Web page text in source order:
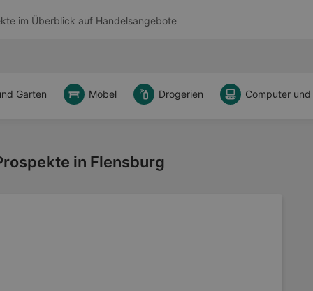
im Überblick auf Handelsangebote
Garten Möbel Drogerien Computer
in Flensburg